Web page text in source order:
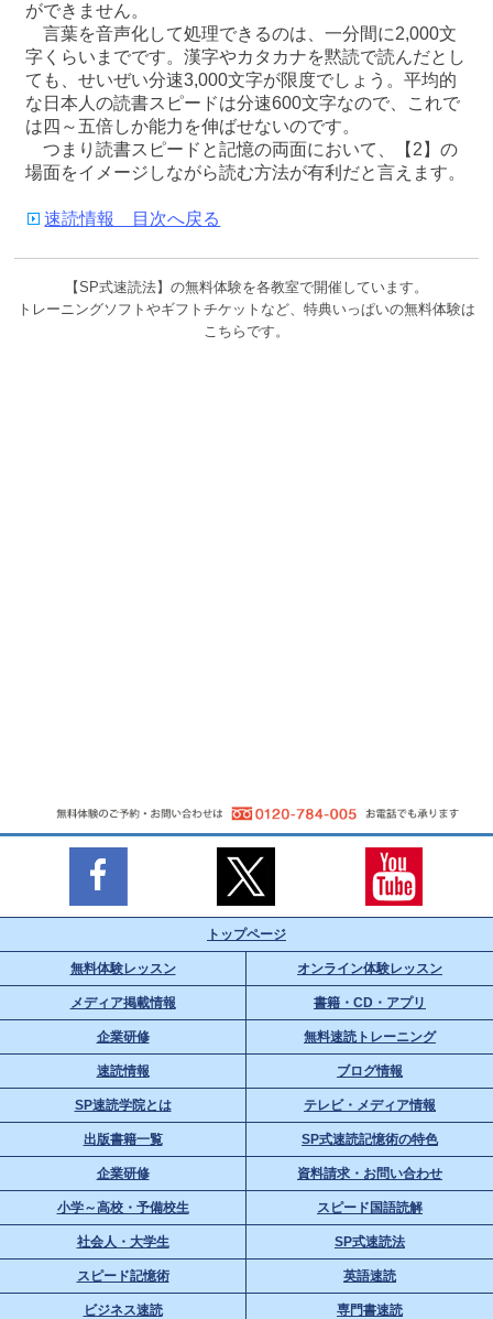
ができません。
言葉を音声化して処理できるのは、一分間に2,000文
字くらいまでです。漢字やカタカナを黙読で読んだとし
ても、せいぜい分速3,000文字が限度でしょう。平均的
な日本人の読書スピードは分速600文字なので、これで
は四～五倍しか能力を伸ばせないのです。
つまり読書スピードと記憶の両面において、【2】の
場面をイメージしながら読む方法が有利だと言えます。
速読情報 目次へ戻る
【SP式速読法】の無料体験を各教室で開催しています。
トレーニングソフトやギフトチケットなど、特典いっぱいの無料体験は
こちらです。
トップページ
無料体験レッスン オンライン体験レッスン
メディア掲載情報 書籍・CD・アプリ
企業研修 無料速読トレーニング
速読情報 ブログ情報
SP速読学院とは テレビ・メディア情報
出版書籍一覧 SP式速読記憶術の特色
企業研修 資料請求・お問い合わせ
小学～高校・予備校生 スピード国語読解
社会人・大学生 SP式速読法
スピード記憶術 英語速読
ビジネス速読 専門書速読